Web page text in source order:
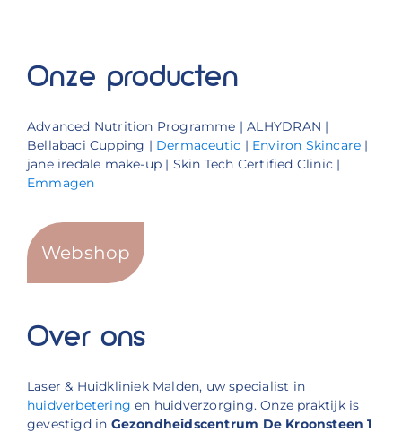
Onze producten
Advanced Nutrition Programme | ALHYDRAN |
Bellabaci Cupping | Dermaceutic | Environ Skincare |
jane iredale make-up | Skin Tech Certified Clinic |
Emmagen
Webshop
Over ons
Laser & Huidkliniek Malden, uw specialist in
huidverbetering en huidverzorging. Onze praktijk is
gevestigd in Gezondheidscentrum De Kroonsteen 1